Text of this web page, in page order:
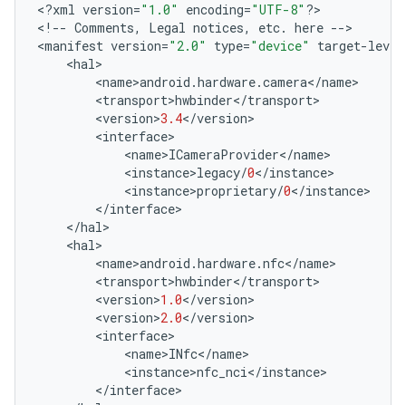
<?xml version="1.0" encoding="UTF-8" ?>
< !-- Comments, Legal notices, etc. here -->
<manifest version="2.0" type="device" target-level
<hal>
<name>android .hardware.camera</name>
<transport>hwbinder</transport>
<version>3.4</version>
<interface>
<name>ICameraProvider</name>
<instance>legacy/0</instance>
<instance>proprietary/0</instance>
</interface>
</hal>
<hal>
<name>android .hardware.nfc</name>
<transport>hwbinder</transport>
<version>1.0</version>
<version>2.0</version>
<interface>
<name>INfc</name>
<instance>nfc_nci</instance>
</interface>